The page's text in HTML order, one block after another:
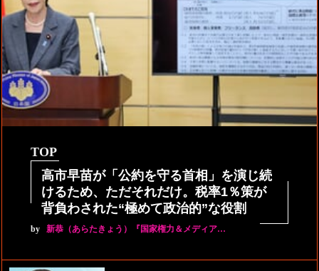
TOP
高市早苗が「公約を守る首相」を演じ続
けるため、ただそれだけ。税率1％策が
背負わされた“極めて政治的”な役割
by 新恭（あらたきょう）『国家権力＆メディア…